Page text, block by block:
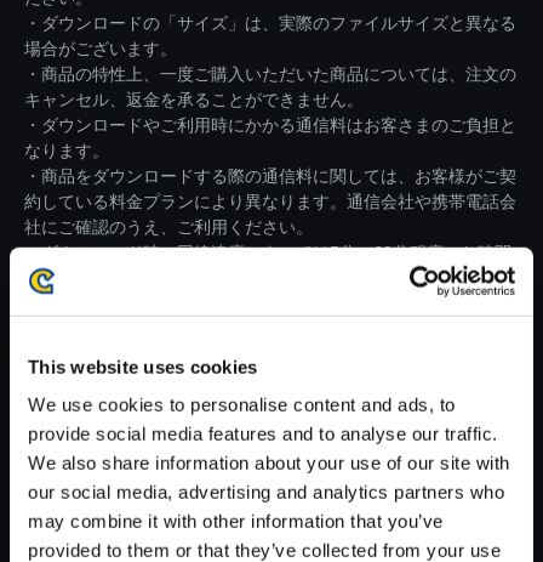
This website uses cookies
We use cookies to personalise content and ads, to
provide social media features and to analyse our traffic.
We also share information about your use of our site with
our social media, advertising and analytics partners who
may combine it with other information that you’ve
provided to them or that they’ve collected from your use
・ダウンロードの「サイズ」は、実際のファイルサイズと異なる
場合がございます。
・商品の特性上、一度ご購入いただいた商品については、注文の
キャンセル、返金を承ることができません。
・ダウンロードやご利用時にかかる通信料はお客さまのご負担と
なります。
・商品をダウンロードする際の通信料に関しては、お客様がご契
約している料金プランにより異なります。通信会社や携帯電話会
社にご確認のうえ、ご利用ください。
・ダウンロード時、回線速度によっては5分～60分程度のお時間
がかかる場合がございます。
※ご購入いただいたファイルのダウンロードの際には、通信環境
【単曲】モンスターハンタース
トーリーズ2 ～破滅の翼～ オ